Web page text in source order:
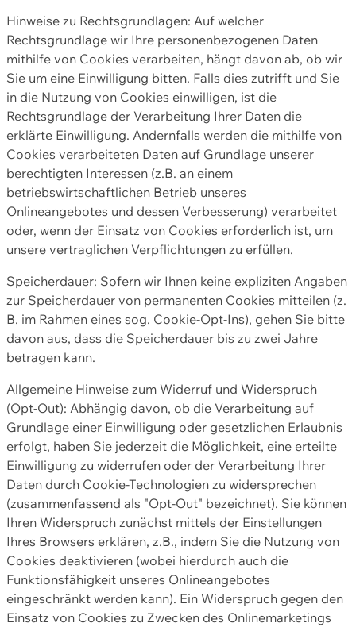
Hinweise zu Rechtsgrundlagen: Auf welcher
Rechtsgrundlage wir Ihre personenbezogenen Daten
mithilfe von Cookies verarbeiten, hängt davon ab, ob wir
Sie um eine Einwilligung bitten. Falls dies zutrifft und Sie
in die Nutzung von Cookies einwilligen, ist die
Rechtsgrundlage der Verarbeitung Ihrer Daten die
erklärte Einwilligung. Andernfalls werden die mithilfe von
Cookies verarbeiteten Daten auf Grundlage unserer
berechtigten Interessen (z.B. an einem
betriebswirtschaftlichen Betrieb unseres
Onlineangebotes und dessen Verbesserung) verarbeitet
oder, wenn der Einsatz von Cookies erforderlich ist, um
unsere vertraglichen Verpflichtungen zu erfüllen.
Speicherdauer: Sofern wir Ihnen keine expliziten Angaben
zur Speicherdauer von permanenten Cookies mitteilen (z.
B. im Rahmen eines sog. Cookie-Opt-Ins), gehen Sie bitte
davon aus, dass die Speicherdauer bis zu zwei Jahre
betragen kann.
Allgemeine Hinweise zum Widerruf und Widerspruch
(Opt-Out): Abhängig davon, ob die Verarbeitung auf
Grundlage einer Einwilligung oder gesetzlichen Erlaubnis
erfolgt, haben Sie jederzeit die Möglichkeit, eine erteilte
Einwilligung zu widerrufen oder der Verarbeitung Ihrer
Daten durch Cookie-Technologien zu widersprechen
(zusammenfassend als "Opt-Out" bezeichnet). Sie können
Ihren Widerspruch zunächst mittels der Einstellungen
Ihres Browsers erklären, z.B., indem Sie die Nutzung von
Cookies deaktivieren (wobei hierdurch auch die
Funktionsfähigkeit unseres Onlineangebotes
eingeschränkt werden kann). Ein Widerspruch gegen den
Einsatz von Cookies zu Zwecken des Onlinemarketings